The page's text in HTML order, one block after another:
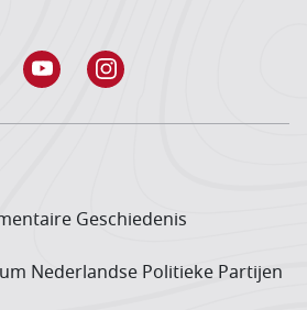
Geschiedenis
Neder­landse Politieke Partijen